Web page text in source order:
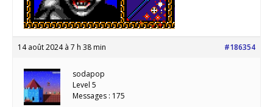
14 août 2024 à 7 h 38 min #186354
sodapop
Level 5
Messages : 175